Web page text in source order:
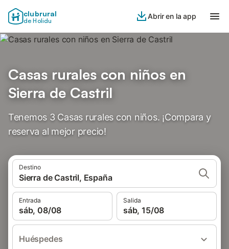
clubrural
de Holidu
Abrir en la app
Casas rurales con niños en
Sierra de Castril
Tenemos 3 Casas rurales con niños. ¡Compara y
reserva al mejor precio!
Destino
Sierra de Castril, España
Entrada
sáb, 08/08
Salida
sáb, 15/08
Huéspedes